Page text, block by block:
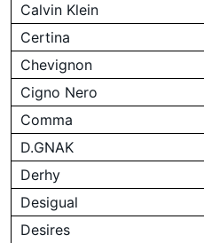
Calvin Klein
Certina
Chevignon
Cigno Nero
Comma
D.GNAK
Derhy
Desigual
Desires